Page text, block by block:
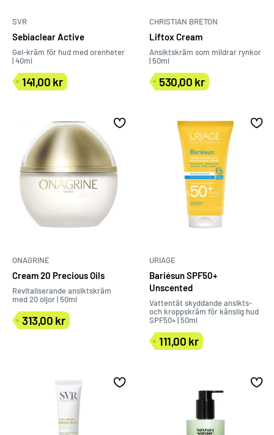
SVR
Sebiaclear Active
Gel-kräm för hud med orenheter
| 40ml
Försäljningspris
141,00 kr
CHRISTIAN BRETON
Liftox Cream
Ansiktskräm som mildrar rynkor
| 50ml
Försäljningspris
530,00 kr
ONAGRINE
Cream 20 Precious Oils
Revitaliserande ansiktskräm
med 20 oljor | 50ml
Försäljningspris
313,00 kr
URIAGE
Bariésun SPF50+
Unscented
Vattentät skyddande ansikts-
och kroppskräm för känslig hud
SPF50+ | 50ml
Försäljningspris
111,00 kr